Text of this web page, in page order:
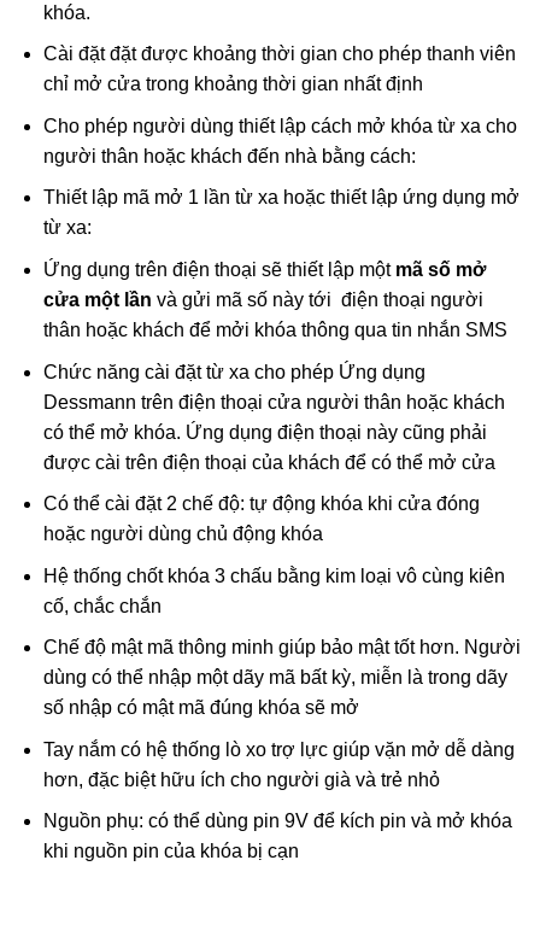
khóa.
Cài đặt đặt được khoảng thời gian cho phép thanh viên
chỉ mở cửa trong khoảng thời gian nhất định
Cho phép người dùng thiết lập cách mở khóa từ xa cho
người thân hoặc khách đến nhà bằng cách:
Thiết lập mã mở 1 lần từ xa hoặc thiết lập ứng dụng mở
từ xa:
Ứng dụng trên điện thoại sẽ thiết lập một mã số mở
cửa một lần và gửi mã số này tới điện thoại người
thân hoặc khách để mởi khóa thông qua tin nhắn SMS
Chức năng cài đặt từ xa cho phép Ứng dụng
Dessmann trên điện thoại cửa người thân hoặc khách
có thể mở khóa. Ứng dụng điện thoại này cũng phải
được cài trên điện thoại của khách để có thể mở cửa
Có thể cài đặt 2 chế độ: tự động khóa khi cửa đóng
hoặc người dùng chủ động khóa
Hệ thống chốt khóa 3 chấu bằng kim loại vô cùng kiên
cố, chắc chắn
Chế độ mật mã thông minh giúp bảo mật tốt hơn. Người
dùng có thể nhập một dãy mã bất kỳ, miễn là trong dãy
số nhập có mật mã đúng khóa sẽ mở
Tay nắm có hệ thống lò xo trợ lực giúp vặn mở dễ dàng
hơn, đặc biệt hữu ích cho người già và trẻ nhỏ
Nguồn phụ: có thể dùng pin 9V để kích pin và mở khóa
khi nguồn pin của khóa bị cạn